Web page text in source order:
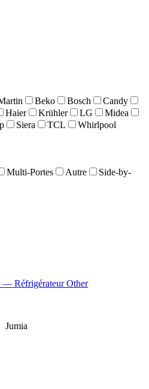
Beko Bosch
Candy
Haier Krühler LG
Midea
Siera TCL Whirlpool
Multi-Portes Autre
Side-by-
— Réfrigérateur Other
Jumia